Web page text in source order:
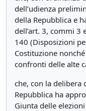
dell’udienza
della Repubblica e
dell’art. 3, commi 3
140 (Disposizioni
Costituzione
confronti delle alte
che, con la delibera
Repubblica ha
Giunta delle